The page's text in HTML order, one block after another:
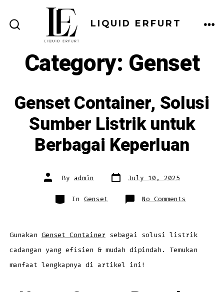
SEARCH
TOGGLE
LIQUID ERFURT
Category: Genset
Genset Container, Solusi
Sumber Listrik untuk
Berbagai Keperluan
Post
author
By admin Post
date
July 10, 2025
Categories
In Genset No Comments
Genset
untuk
Keperluan
Gunakan Genset Container sebagai solusi listrik
cadangan yang efisien & mudah dipindah. Temukan
manfaat lengkapnya di artikel ini!